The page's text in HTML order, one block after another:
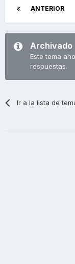
ANTERIOR
Archivado
Este tema
respuestas.
Ir a la lista de